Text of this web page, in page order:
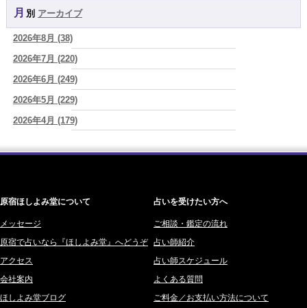
は自分を壊していく
2026/08/06
2026年8月6日 壬子 真冬の海のように、自分の道を切り拓く日
り)
2026/08/05
占いが教えてくれたのは、答えじゃなくて勇気だったお話
寿)
2026/08/05
もの特性 (美月マーシャ)
Luru)
よみ (39)
一之森 陽柑 (26)
椰奈空 (64)
ワカリミ (1)
神楽峰ヴィスカ (10)
赤羽うさぎ (341)
橘メルロ (7)
鈴喜みわこ (8)
鯖ノ実 ソニン (19)
愛音ソナタ (16)
紫村 明世 (34)
月別 アーカイブ
2026年8月 (38)
2026年7月 (220)
2026年6月 (249)
2026年5月 (229)
2026年4月 (179)
2025年12月 (201)
2025年11月 (252)
2025年10月 (242)
2025年9月 (196)
2025年8月 (182)
原宿ほしよみ堂について
メッセージ
原宿で占いなら『ほしよみ堂』へどうぞ
アクセス
会社案内
ほしよみ堂ブログ
占いを受けたい方へ
ご相談・鑑定の流れ
占い師紹介
占い師スケジュール
よくある質問
ご料金／お支払い方法について